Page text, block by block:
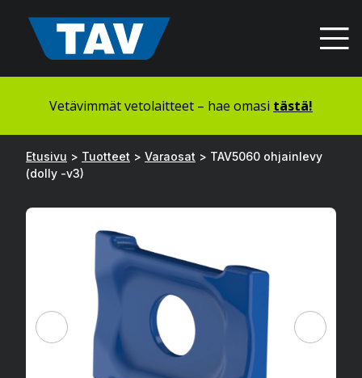
sisältöön
Vetävimmät vetolaitteet – hae omasi tästä!
Etusivu > Tuotteet > Varaosat > TAV5060 ohjainlevy
(dolly -v3)